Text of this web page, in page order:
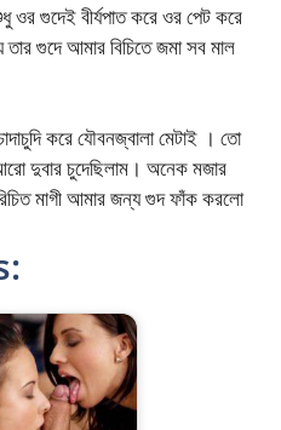
গুদেই বীর্যপাত করে ওর পেট করে
গুদে আমার বিচিতে জমা সব মাল
করে যৌবনজ্বালা মেটাই । তো
দুবার চুদেছিলাম। অনেক মজার
মাগী আমার জন্য গুদ ফাঁক করলো